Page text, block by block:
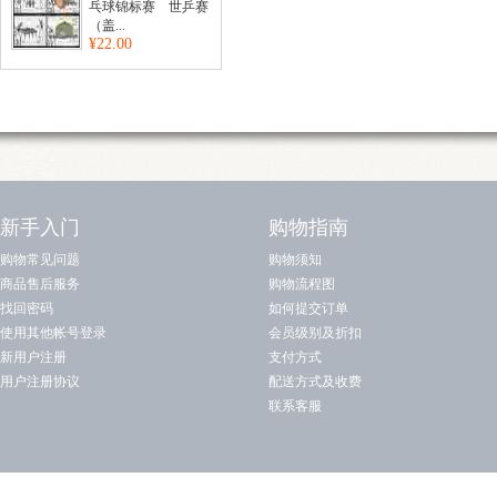
乓球锦标赛 世乒赛
（盖...
¥22.00
新手入门
购物常见问题
商品售后服务
找回密码
使用其他帐号登录
新用户注册
用户注册协议
购物指南
购物须知
购物流程图
如何提交订单
会员级别及折扣
支付方式
配送方式及收费
联系客服